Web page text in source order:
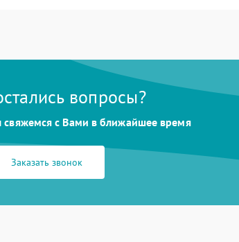
вопросы?
свяжемся с Вами в ближайшее время
Заказать звонок